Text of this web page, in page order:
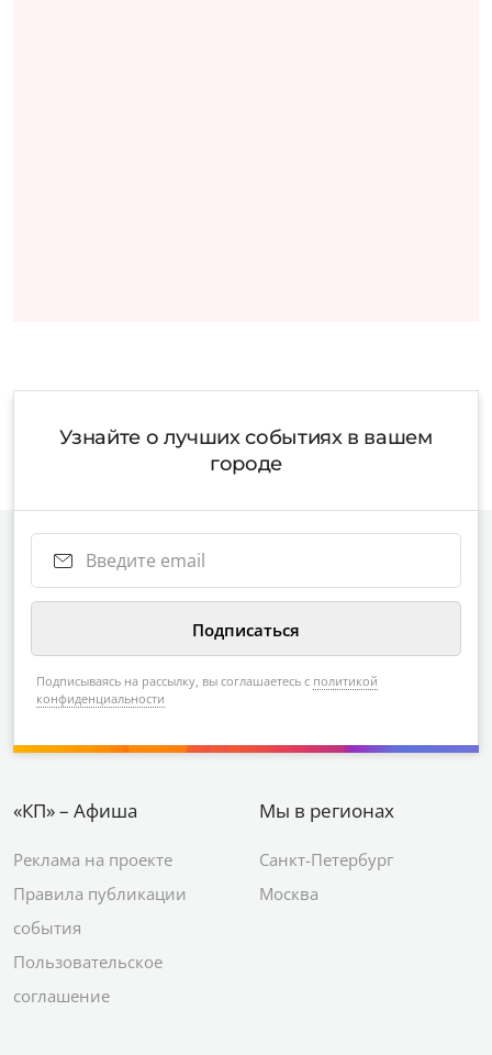
Узнайте о лучших событиях в вашем
городе
Подписываясь на рассылку, вы соглашаетесь с политикой
конфиденциальности
«КП» – Афиша
Реклама на проекте
Правила публикации
события
Пользовательское
соглашение
Мы в регионах
Санкт-Петербург
Москва